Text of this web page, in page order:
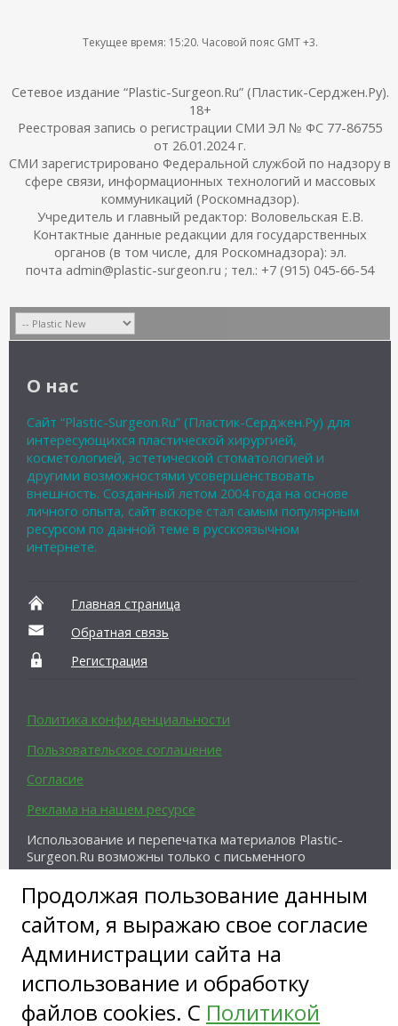
Продолжая пользование данным
сайтом, я выражаю свое согласие
Администрации сайта на
использование и обработку
файлов cookies. С Политикой
Текущее время: 15:20. Часовой пояс GMT +3.
Сетевое издание “Plastic-Surgeon.Ru” (Пластик-Серджен.Ру).
18+
Реестровая запись о регистрации СМИ ЭЛ № ФС 77-86755
от 26.01.2024 г.
СМИ зарегистрировано Федеральной службой по надзору в
сфере связи, информационных технологий и массовых
коммуникаций (Роскомнадзор).
Учредитель и главный редактор: Воловельская Е.В.
Контактные данные редакции для государственных
органов (в том числе, для Роскомнадзора): эл.
почта admin@plastic-surgeon.ru ; тел.: +7 (915) 045-66-54
О нас
Сайт “Plastic-Surgeon.Ru” (Пластик-Серджен.Ру) для
интересующихся пластической хирургией,
косметологией, эстетической стоматологией и
другими возможностями усовершенствовать
внешность. Созданный летом 2004 года на основе
личного опыта, сайт вскоре стал самым популярным
ресурсом по данной теме в русскоязычном
интернете.
Главная страница
Обратная связь
Регистрация
Политика конфиденциальности
Пользовательское соглашение
Согласие
Реклама на нашем ресурсе
Использование и перепечатка материалов Plastic-
Surgeon.Ru возможны только с письменного
разрешения администрации и при наличии
активной ссылки на источник.